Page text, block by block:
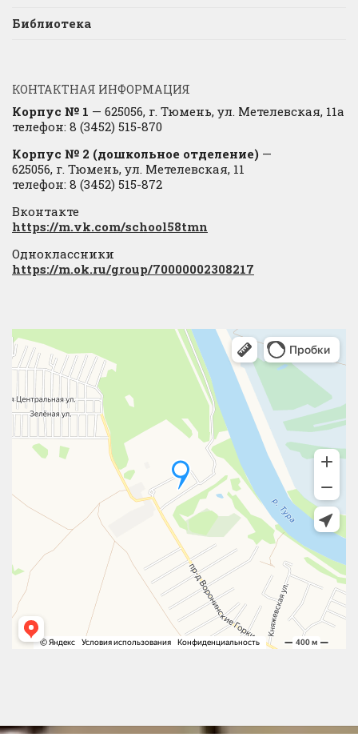
Библиотека
КОНТАКТНАЯ ИНФОРМАЦИЯ
Корпус № 1 — 625056, г. Тюмень, ул. Метелевская, 11а
телефон: 8 (3452) 515-870
Корпус № 2 (дошкольное отделение) —
625056, г. Тюмень, ул. Метелевская, 11
телефон: 8 (3452) 515-872
Вконтакте
https://m.vk.com/school58tmn
Одноклассники
https://m.ok.ru/group/70000002308217